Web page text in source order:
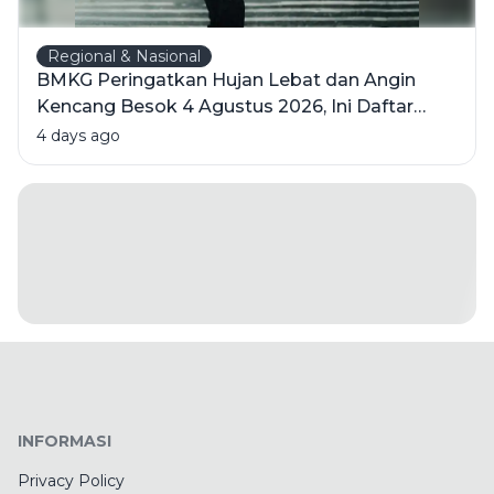
Regional & Nasional
BMKG Peringatkan Hujan Lebat dan Angin
Kencang Besok 4 Agustus 2026, Ini Daftar
Wilayahnya
4 days ago
INFORMASI
Privacy Policy